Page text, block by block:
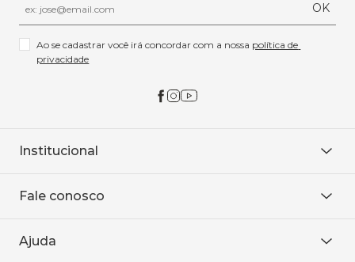
OK
Ao se cadastrar você irá concordar com a nossa política de
privacidade
Institucional
Onde encontrar
Baixe o APP
Fale conosco
WhatsApp
Ajuda